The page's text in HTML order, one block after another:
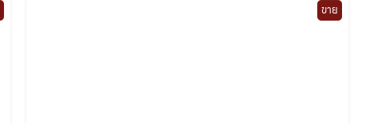
ขาย